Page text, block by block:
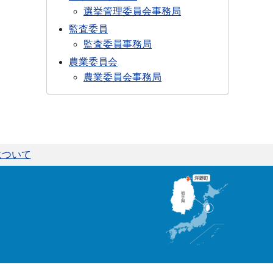
選挙管理委員会事務局
監査委員
監査委員事務局
農業委員会
農業委員会事務局
いて